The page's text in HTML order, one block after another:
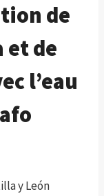
de
et de
l’eau
y León